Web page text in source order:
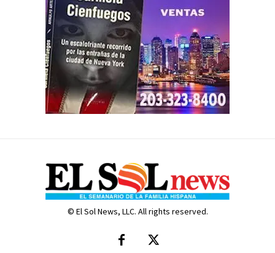
© El Sol News, LLC. All rights reserved.